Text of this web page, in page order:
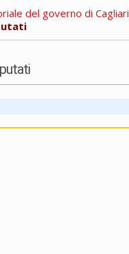
del governo di Cagliari